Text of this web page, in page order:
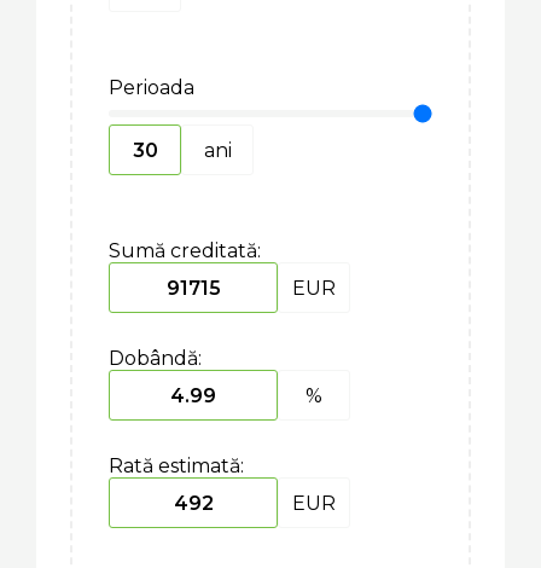
Perioada
ani
Sumă creditată:
EUR
Dobândă:
%
Rată estimată:
EUR